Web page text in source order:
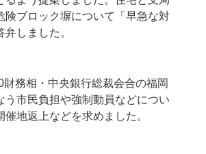
険ブロック塀について「早急な対
しました。
財務相・中央銀行総裁会合の福岡
う市民負担や強制動員などについ
催地返上などを求めました。